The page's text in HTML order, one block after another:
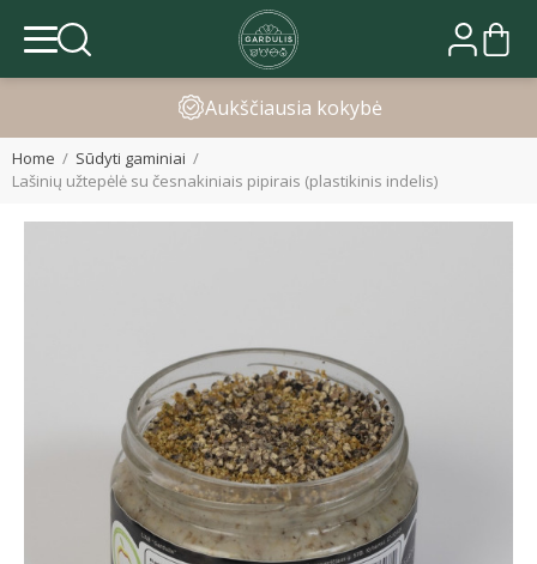
Greitas pristatymas
Home
Sūdyti gaminiai
Lašinių užtepėlė su česnakiniais pipirais (plastikinis indelis)